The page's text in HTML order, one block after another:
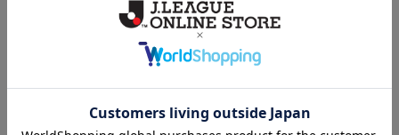
町田
町田
トバッグ